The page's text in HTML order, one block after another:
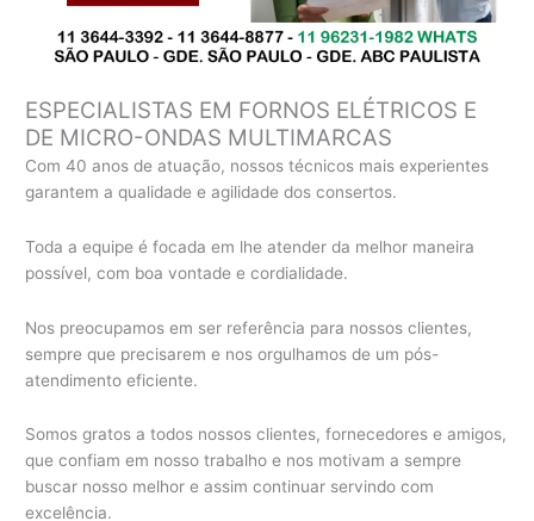
ESPECIALISTAS EM FORNOS ELÉTRICOS E
DE MICRO-ONDAS MULTIMARCAS
Com 40 anos de atuação, nossos técnicos mais experientes
garantem a qualidade e agilidade dos consertos.
Toda a equipe é focada em lhe atender da melhor maneira
possível, com boa vontade e cordialidade.
Nos preocupamos em ser referência para nossos clientes,
sempre que precisarem e nos orgulhamos de um pós-
atendimento eficiente.
Somos gratos a todos nossos clientes, fornecedores e amigos,
que confiam em nosso trabalho e nos motivam a sempre
buscar nosso melhor e assim continuar servindo com
excelência.